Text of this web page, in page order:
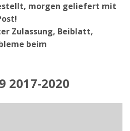
morgen geliefert mit
Zulassung, Beiblatt,
beim
2017-2020